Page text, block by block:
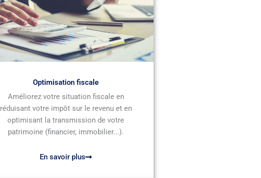
Optimisation fiscale
Améliorez votre situation fiscale en
réduisant votre impôt sur le revenu et en
optimisant la transmission de votre
patrimoine (financier, immobilier...).
En savoir plus